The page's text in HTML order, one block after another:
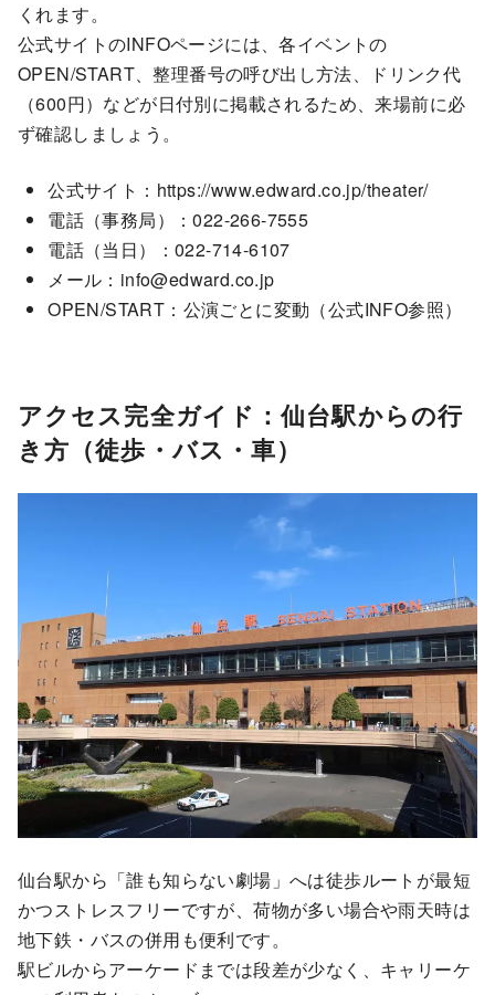
くれます。
公式サイトのINFOページには、各イベントの
OPEN/START、整理番号の呼び出し方法、ドリンク代
（600円）などが日付別に掲載されるため、来場前に必
ず確認しましょう。
公式サイト：https://www.edward.co.jp/theater/
電話（事務局）：022-266-7555
電話（当日）：022-714-6107
メール：info@edward.co.jp
OPEN/START：公演ごとに変動（公式INFO参照）
アクセス完全ガイド：仙台駅からの行
き方（徒歩・バス・車）
仙台駅から「誰も知らない劇場」へは徒歩ルートが最短
かつストレスフリーですが、荷物が多い場合や雨天時は
地下鉄・バスの併用も便利です。
駅ビルからアーケードまでは段差が少なく、キャリーケ